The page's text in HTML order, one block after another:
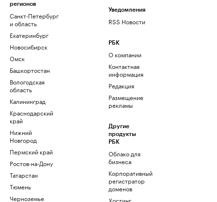
регионов
Санкт-Петербург
и область
Екатеринбург
Новосибирск
Омск
Башкортостан
Вологодская
область
Калининград
Краснодарский
край
Нижний
Новгород
Пермский край
Ростов-на-Дону
Татарстан
Тюмень
Черноземье
Уведомления
RSS Новости
РБК
О компании
Контактная
информация
Редакция
Размещение
рекламы
Другие
продукты
РБК
Облако для
бизнеса
Корпоративный
регистратор
доменов
Хостинг